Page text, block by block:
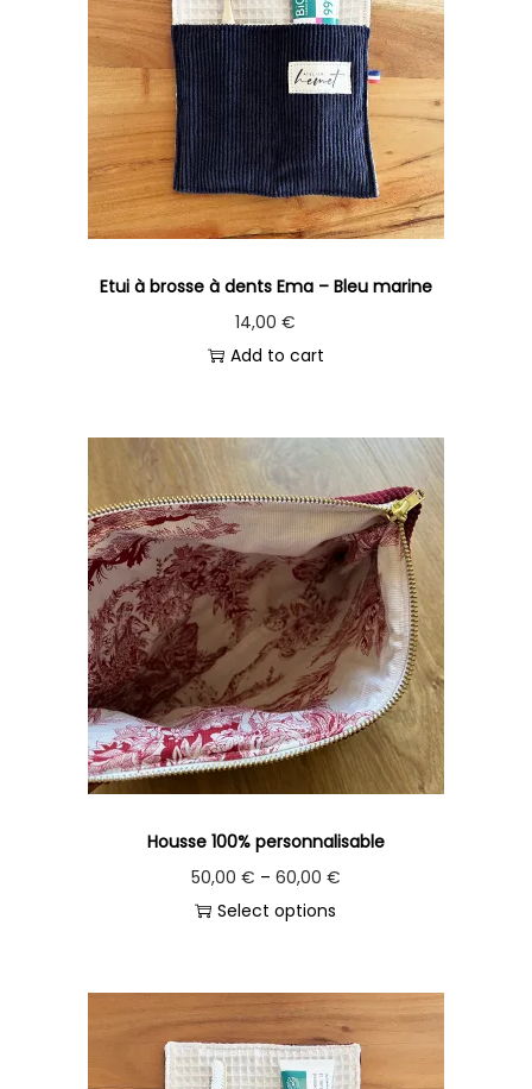
Etui à brosse à dents Ema – Bleu marine
14,00€
Add to cart
Housse 100% personnalisable
50,00 € – 60,00 €
Select options